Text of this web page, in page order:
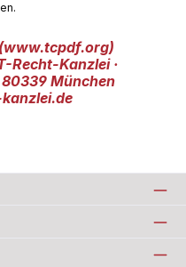
Recht-Kanzlei ·
München